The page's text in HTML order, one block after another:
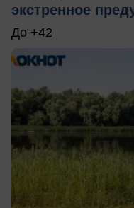
экстренное
До +42